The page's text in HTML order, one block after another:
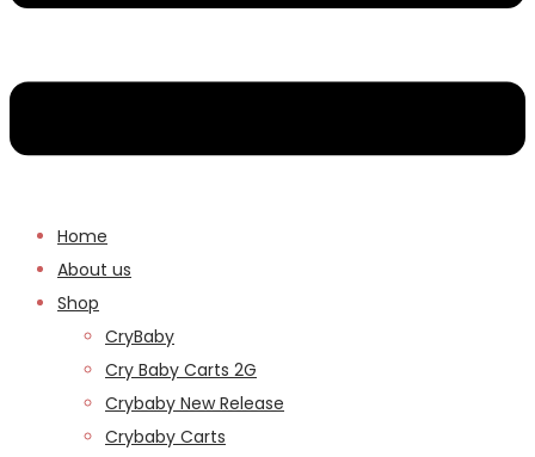
Home
About us
Shop
CryBaby
Cry Baby Carts 2G
Crybaby New Release
Crybaby Carts